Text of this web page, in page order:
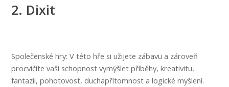
2. Dixit
Společenské hry: V této hře si užijete zábavu a zároveň
procvičíte vaši schopnost vymýšlet příběhy, kreativitu,
fantazii, pohotovost, duchapřítomnost a logické myšlení.